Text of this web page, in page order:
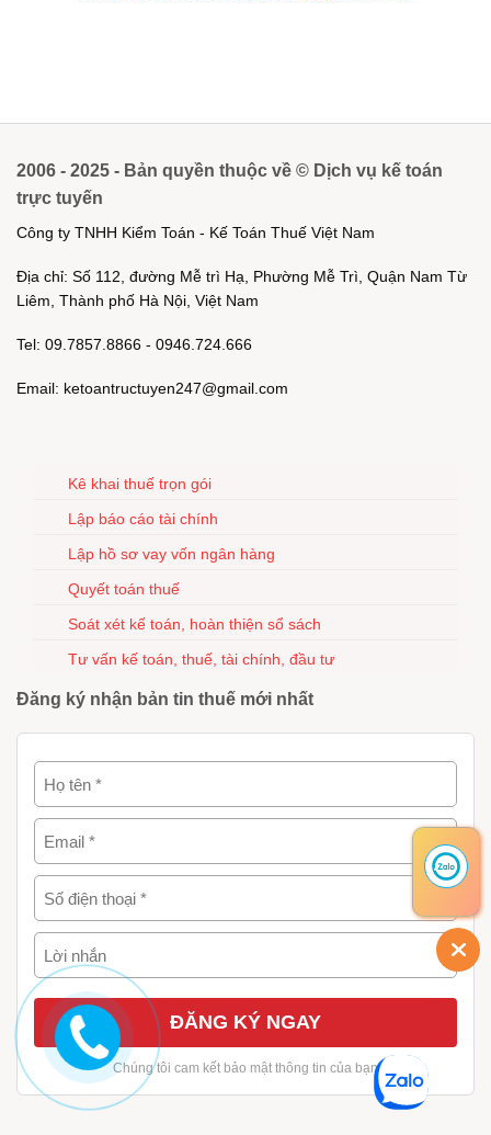
2006 - 2025 - Bản quyền thuộc về © Dịch vụ kế toán
trực tuyến
Công ty TNHH Kiểm Toán - Kế Toán Thuế Việt Nam
Địa chỉ: Số 112, đường Mễ trì Hạ, Phường Mễ Trì, Quận Nam Từ
Liêm, Thành phố Hà Nội, Việt Nam
Tel: 09.7857.8866 - 0946.724.666
Email: ketoantructuyen247@gmail.com
Kê khai thuế trọn gói
Lập báo cáo tài chính
Lập hồ sơ vay vốn ngân hàng
Quyết toán thuế
Soát xét kế toán, hoàn thiện sổ sách
Tư vấn kế toán, thuế, tài chính, đầu tư
Đăng ký nhận bản tin thuế mới nhất